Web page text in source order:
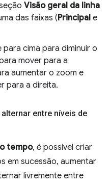
Visão geral da linha
das faixas (Principal e
cima para diminuir o
mover para a
aumentar o zoom e
para a direita.
entre níveis de
tempo, é possível criar
em sucessão, aumentar
livremente entre